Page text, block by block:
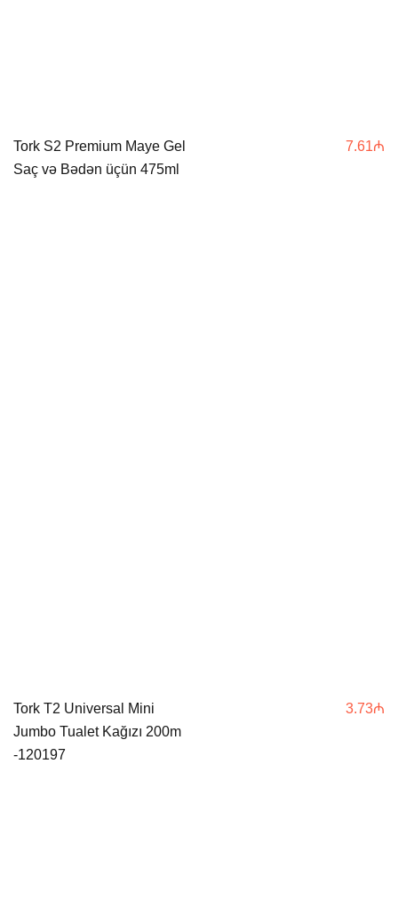
Tork S2 Premium Maye Gel
Saç və Bədən üçün 475ml
7.61₼
Tork T2 Universal Mini
Jumbo Tualet Kağızı 200m
-120197
3.73₼